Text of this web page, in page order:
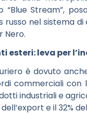
“Blue Stream”,
russo nel sistema
Nero.
esteri: leva per
è dovuto
commerciali con
industriali e
e il 32%